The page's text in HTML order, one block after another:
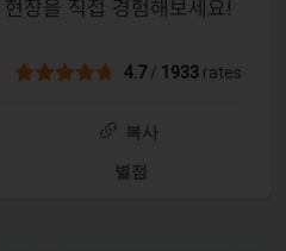
장을 직접 경험해보세요!
4.7 / 1933 rates
복사
별점